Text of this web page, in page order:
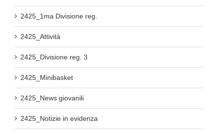
2425_1ma Divisione reg.
2425_Attività
2425_Divisione reg. 3
2425_Minibasket
2425_News giovanili
2425_Notizie in evidenza